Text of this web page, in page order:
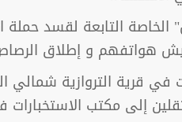
التابعة لقسد حملة
هواتفهم و إطلاق
قرية التروازية شمالي
إلى مكتب